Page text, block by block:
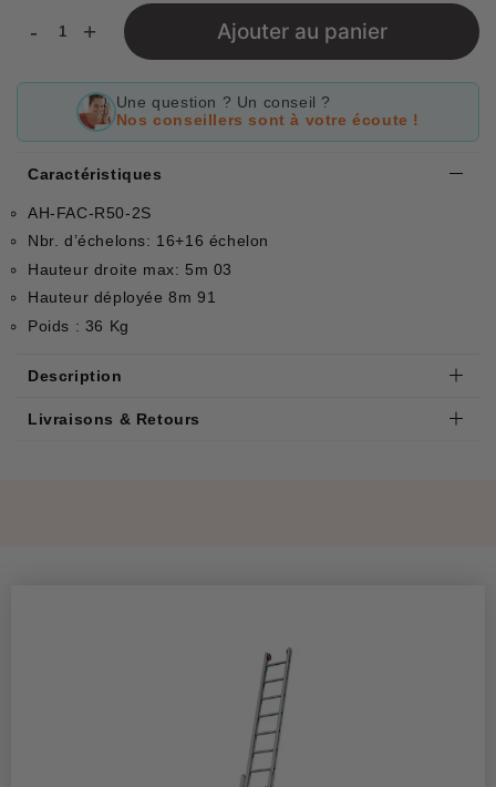
- + Ajouter au panier
Une question ? Un conseil ?
Nos conseillers sont à votre écoute !
Caractéristiques
AH-FAC-R50-2S
Nbr. d’échelons: 16+16 échelon
Hauteur droite max: 5m 03
Hauteur déployée 8m 91
Poids : 36 Kg
Description
Livraisons & Retours